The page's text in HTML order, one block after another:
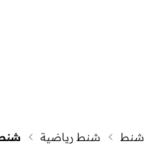
شنط شنط رياضية